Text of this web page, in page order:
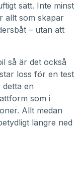
sätt. Inte minst
allt som skapar
– utan att
så är det också
loss för en test
en
som i
Allt medan
längre ned